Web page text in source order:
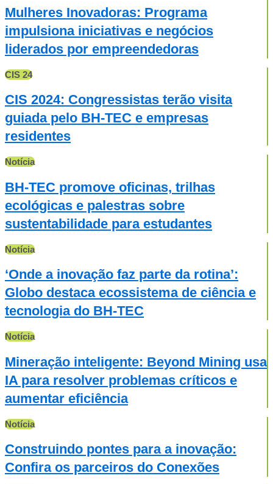
Mulheres Inovadoras: Programa
impulsiona iniciativas e negócios
liderados por empreendedoras
CIS 24
CIS 2024: Congressistas terão visita
guiada pelo BH-TEC e empresas
residentes
Notícia
BH-TEC promove oficinas, trilhas
ecológicas e palestras sobre
sustentabilidade para estudantes
Notícia
‘Onde a inovação faz parte da rotina’:
Globo destaca ecossistema de ciência e
tecnologia do BH-TEC
Notícia
Mineração inteligente: Beyond Mining usa
IA para resolver problemas críticos e
aumentar eficiência
Notícia
Construindo pontes para a inovação:
Confira os parceiros do Conexões